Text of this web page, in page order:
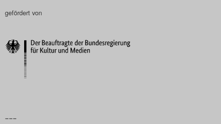
gefördert von
–––